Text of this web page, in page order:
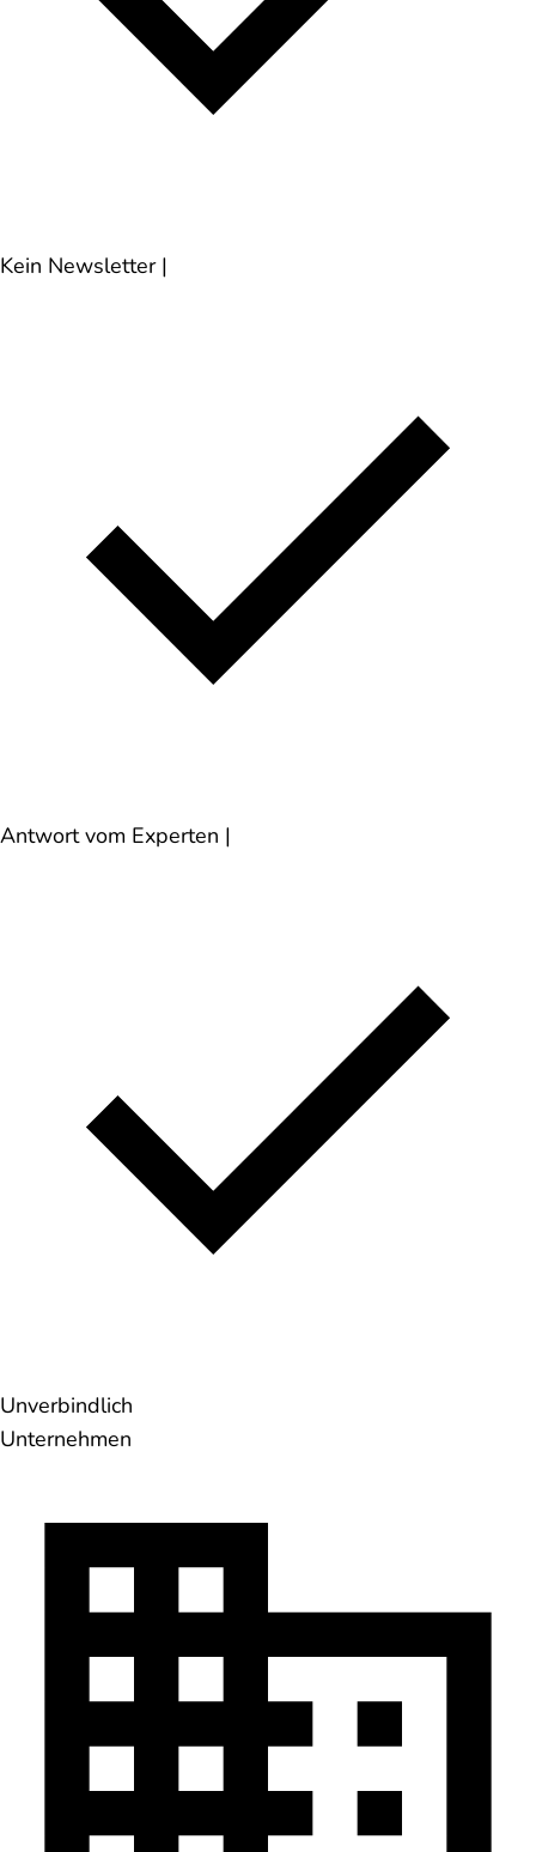
Kein Newsletter |
Antwort vom Experten |
Unverbindlich
Unternehmen